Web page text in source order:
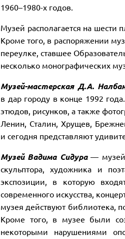
1960–1980-х годов.
Музей располагается на шести
Кроме того, в распоряжении
переулке, ставшее
несколько монографических
Музей-мастерская Д.А.
в дар городу в конце 1992
этюдов, рисунков, а также
Ленин, Сталин, Хрущев,
и сегодня представляют
Музей Вадима Сидура— музей
скульптора, художника и
экспозиции, в которую
современного искусства,
музея действуют библиотека,
Кроме того, в музее были
некоторыми нарушениями